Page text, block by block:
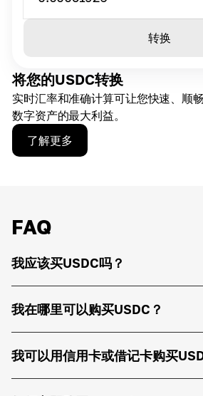
将您的USDC转换
实时汇率和准确计算可让您快速、顺
数字资产的最大利益。
了解更多
转换
FAQ
我应该买USDC吗？
我在哪里可以购买USDC？
我可以用信用卡或借记卡购买